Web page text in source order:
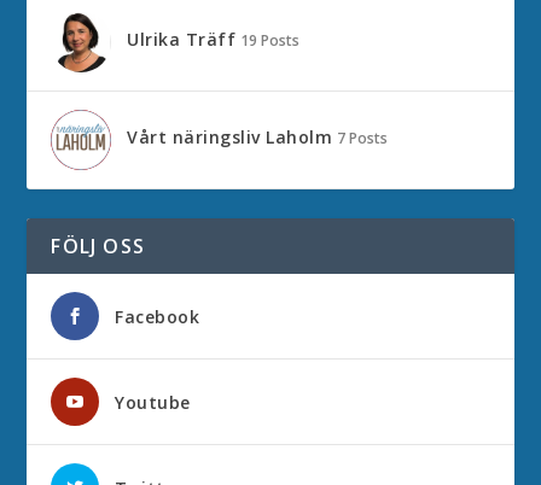
Ulrika Träff 19 Posts
Vårt näringsliv Laholm 7 Posts
FÖLJ OSS
Facebook
Youtube